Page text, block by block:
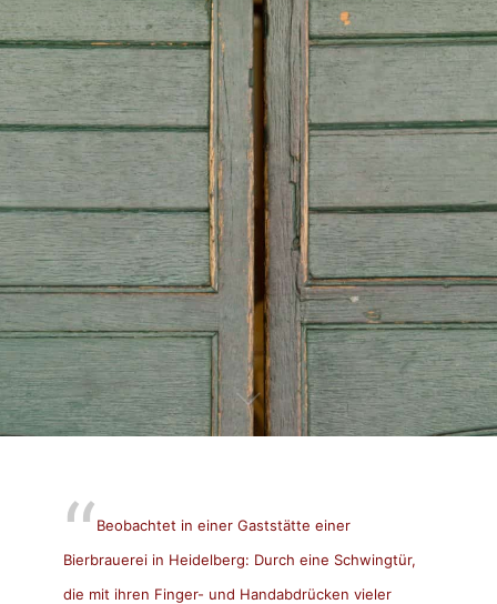
Beobachtet in einer Gaststätte einer
Bierbrauerei in Heidelberg: Durch eine Schwingtür,
die mit ihren Finger- und Handabdrücken vieler